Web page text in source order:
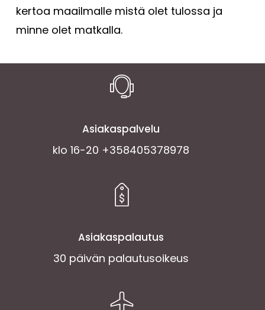
kertoa maailmalle mistä olet tulossa ja
minne olet matkalla.
Asiakaspalvelu
klo 16-20 +358405378978
Asiakaspalautus
30 päivän palautusoikeus